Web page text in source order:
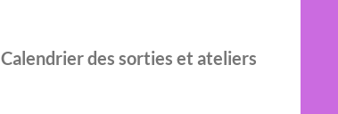
Calendrier des sorties et ateliers